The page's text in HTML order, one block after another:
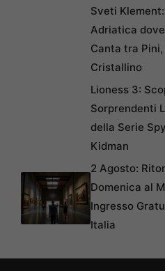
Sveti Klement:
Adriatica
Canta tra
Cristallino
Lioness 3:
Sorprendenti
della Serie
Kidman
2 Agosto:
Domenica al
Ingresso
Italia